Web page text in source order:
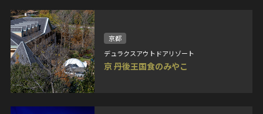
京都
デュラクスアウトドアリゾート
京 丹後王国食のみやこ